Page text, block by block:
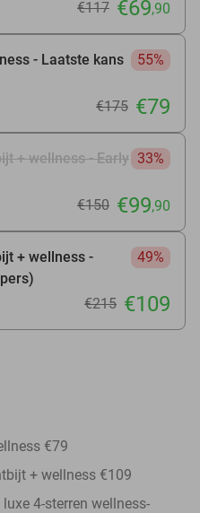
€117 €69,90
- Laatste kans
55%
€175 €79
+ wellness - Early 33%
€150 €99,90
+ wellness -
49%
€215 €109
€79
+ wellness €109
4-sterren wellness-